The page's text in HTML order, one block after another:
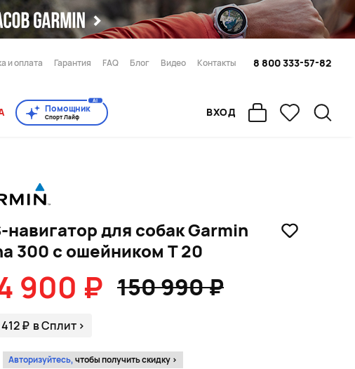
и оплата Гарантия FAQ Блог Видео Контакты 8 800 333-57-82
Помощник
Спорт Лайф
AI
ВХОД
навигатор для собак Garmin
300 с ошейником T 20
900 ₽ 150 990 ₽
₽ в Сплит >
Авторизуйтесь,чтобы получить скидку >